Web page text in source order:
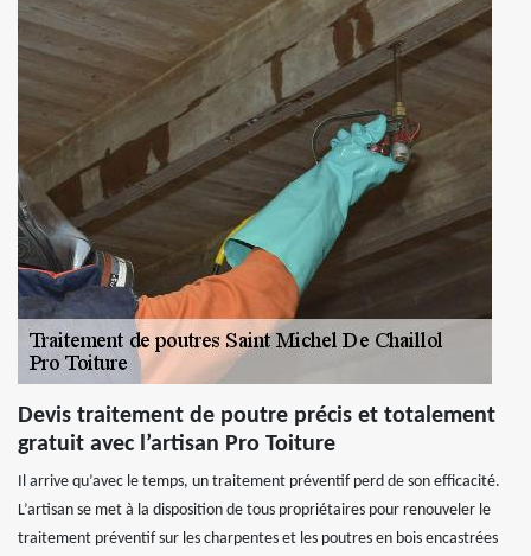
Devis traitement de poutre précis et totalement
gratuit avec l’artisan Pro Toiture
Il arrive qu’avec le temps, un traitement préventif perd de son efficacité.
L’artisan se met à la disposition de tous propriétaires pour renouveler le
traitement préventif sur les charpentes et les poutres en bois encastrées